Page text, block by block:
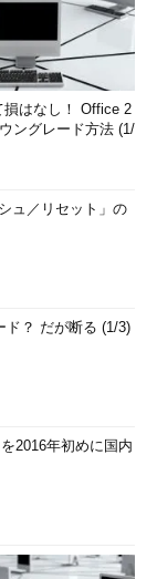
損はなし！ Office 2
ングレード方法 (1/
ュ／リセット」の
ド？ だが断る (1/3)
2016年初めに国内